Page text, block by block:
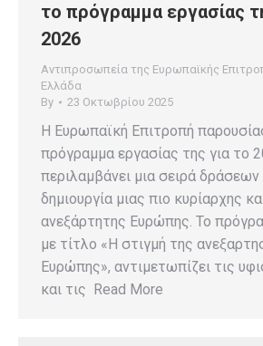
το πρόγραμμα εργασίας
2026
Αντιπροσωπεία της Ευρωπαϊκής
Ελλάδα
By
23 Οκτωβρίου 2025
Η Ευρωπαϊκή Επιτροπή
πρόγραμμα εργασίας της για το
περιλαμβάνει μια σειρά δράσεων
δημιουργία μιας πιο κυρίαρχης
ανεξάρτητης Ευρώπης. Το
με τίτλο «Η στιγμή της
Ευρώπης», αντιμετωπίζει τις
και τις Read More